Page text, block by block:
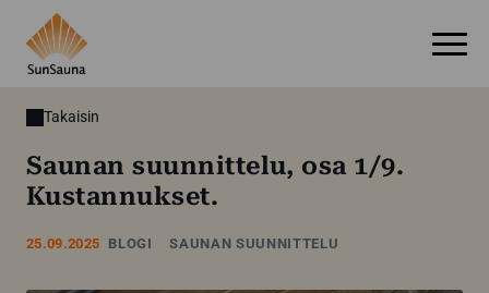
Takaisin
25.09.2025 BLOGI SAUNAN SUUNNITTELU
Saunan suunnittelu, osa 1/9.
Kustannukset.